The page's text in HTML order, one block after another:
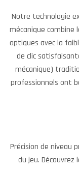
Notre technologie
mécanique
optiques avec la
de clic
mécanique)
professionnels ont
Précision de niveau
du jeu.